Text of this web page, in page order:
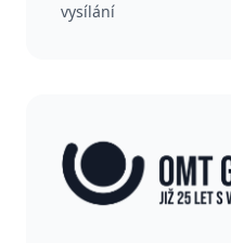
vysílání